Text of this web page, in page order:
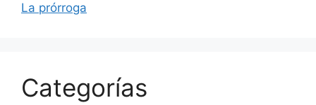
La prórroga
Categorías